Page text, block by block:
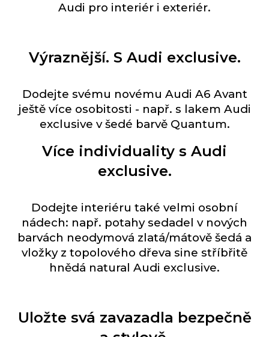
Audi pro interiér i exteriér.
Výraznější. S Audi exclusive.
Dodejte svému novému Audi A6 Avant
ještě více osobitosti - např. s lakem Audi
exclusive v šedé barvě Quantum.
Více individuality s Audi
exclusive.
Dodejte interiéru také velmi osobní
nádech: např. potahy sedadel v nových
barvách neodymová zlatá/mátově šedá a
vložky z topolového dřeva sine stříbřitě
hnědá natural Audi exclusive.
Uložte svá zavazadla bezpečně